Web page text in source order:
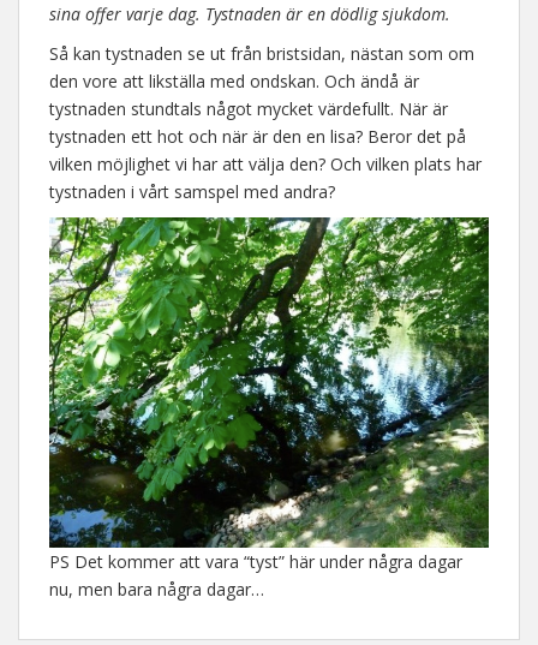
sina offer varje dag. Tystnaden är en dödlig sjukdom.
Så kan tystnaden se ut från bristsidan, nästan som om
den vore att likställa med ondskan. Och ändå är
tystnaden stundtals något mycket värdefullt. När är
tystnaden ett hot och när är den en lisa? Beror det på
vilken möjlighet vi har att välja den? Och vilken plats har
tystnaden i vårt samspel med andra?
PS Det kommer att vara “tyst” här under några dagar
nu, men bara några dagar…